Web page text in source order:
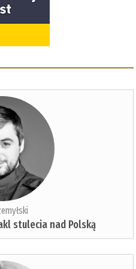
stulecia nad Polską